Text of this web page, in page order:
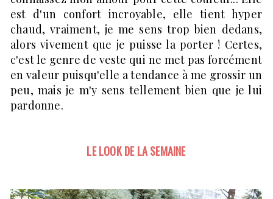
est d'un confort incroyable, elle tient hyper
chaud, vraiment, je me sens trop bien dedans,
alors vivement que je puisse la porter ! Certes,
c'est le genre de veste qui ne met pas forcément
en valeur puisqu'elle a tendance à me grossir un
peu, mais je m'y sens tellement bien que je lui
pardonne.
LE LOOK DE LA SEMAINE